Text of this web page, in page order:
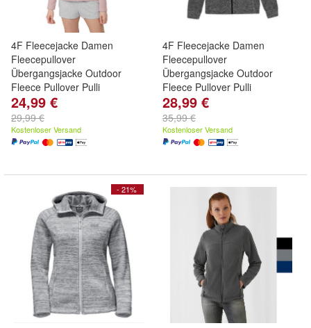
4F Fleecejacke Damen
Fleecepullover
Übergangsjacke Outdoor
Fleece Pullover Pulli
24,99 €
29,99 €
Kostenloser Versand
4F Fleecejacke Damen
Fleecepullover
Übergangsjacke Outdoor
Fleece Pullover Pulli
28,99 €
35,99 €
Kostenloser Versand
- 21%